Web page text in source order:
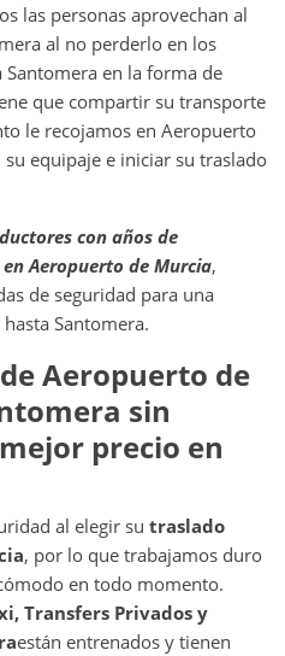
las personas aprovechan al
al no perderlo en los
Santomera en la forma de
que compartir su transporte
le recojamos en Aeropuerto
equipaje e iniciar su traslado
con años de
enAeropuerto de Murcia,
de seguridad para una
Santomera.
Aeropuerto de
sin
precio en
al elegir su traslado
, por lo que trabajamos duro
en todo momento.
Transfers Privados y
están entrenados y tienen